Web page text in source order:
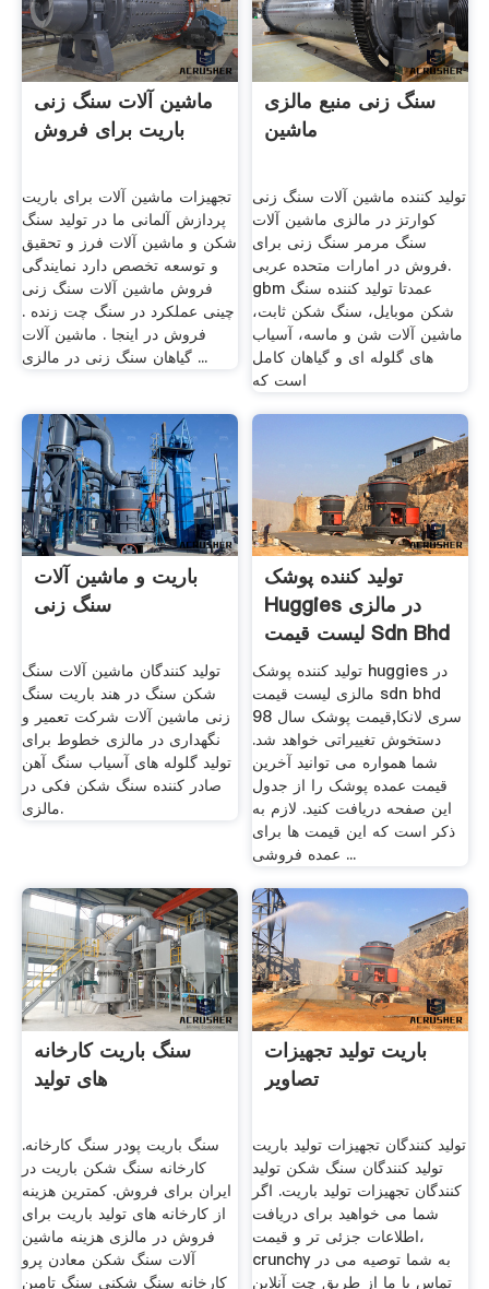
ماشین آلات سنگ زنی
باریت برای فروش
تجهیزات ماشین آلات برای باریت
پردازش آلمانی ما در تولید سنگ
شکن و ماشین آلات فرز و تحقیق
و توسعه تخصص دارد نمایندگی
فروش ماشین آلات سنگ زنی
چینی عملکرد در سنگ چت زنده .
فروش در اینجا . ماشین آلات
گیاهان سنگ زنی در مالزی ...
سنگ زنی منبع مالزی
ماشین
تولید کننده ماشین آلات سنگ زنی
کوارتز در مالزی ماشین آلات
سنگ مرمر سنگ زنی برای
فروش در امارات متحده عربی.
gbm عمدتا تولید کننده سنگ
شکن موبایل، سنگ شکن ثابت،
ماشین آلات شن و ماسه، آسیاب
های گلوله ای و گیاهان کامل
است که
باریت و ماشین آلات
سنگ زنی
تولید کنندگان ماشین آلات سنگ
شکن سنگ در هند باریت سنگ
زنی ماشین آلات شرکت تعمیر و
نگهداری در مالزی خطوط برای
تولید گلوله های آسیاب سنگ آهن
صادر کننده سنگ شکن فکی در
مالزی.
تولید کننده پوشک
Huggies در مالزی
لیست قیمت Sdn Bhd
.
تولید کننده پوشک huggies در
مالزی لیست قیمت sdn bhd
سری لانکا,قیمت پوشک سال 98
دستخوش تغییراتی خواهد شد.
شما همواره می توانید آخرین
قیمت عمده پوشک را از جدول
این صفحه دریافت کنید. لازم به
ذکر است که این قیمت ها برای
عمده فروشی ...
سنگ باریت کارخانه
های تولید
سنگ باریت پودر سنگ کارخانه.
کارخانه سنگ شکن باریت در
ایران برای فروش. کمترین هزینه
از کارخانه های تولید باریت برای
فروش در مالزی هزینه ماشین
آلات سنگ شکن معادن پرو
کارخانه سنگ شکنی سنگ تامین
باریت تولید تجهیزات
تصاویر
تولید کنندگان تجهیزات تولید باریت
تولید کنندگان سنگ شکن تولید
کنندگان تجهیزات تولید باریت. اگر
شما می خواهید برای دریافت
اطلاعات جزئی تر و قیمت،
crunchy به شما توصیه می در
تماس با ما از طریق چت آنلاین